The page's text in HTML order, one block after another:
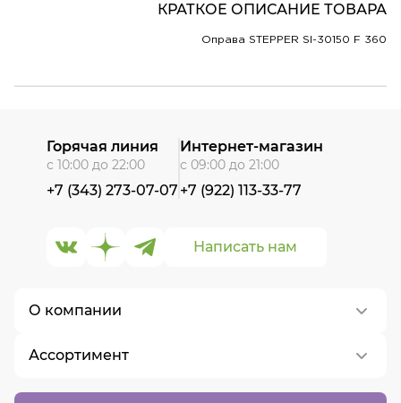
КРАТКОЕ ОПИСАНИЕ ТОВАРА
Оправа STEPPER SI-30150 F 360
О компании
О нас
Контакты
Ассортимент
Написать нам
Горячая линия
с 10:00 до 22:00
+7 (343) 273-07-07
Интернет-магазин
с 09:00 до 21:00
+7 (922) 113-33-77